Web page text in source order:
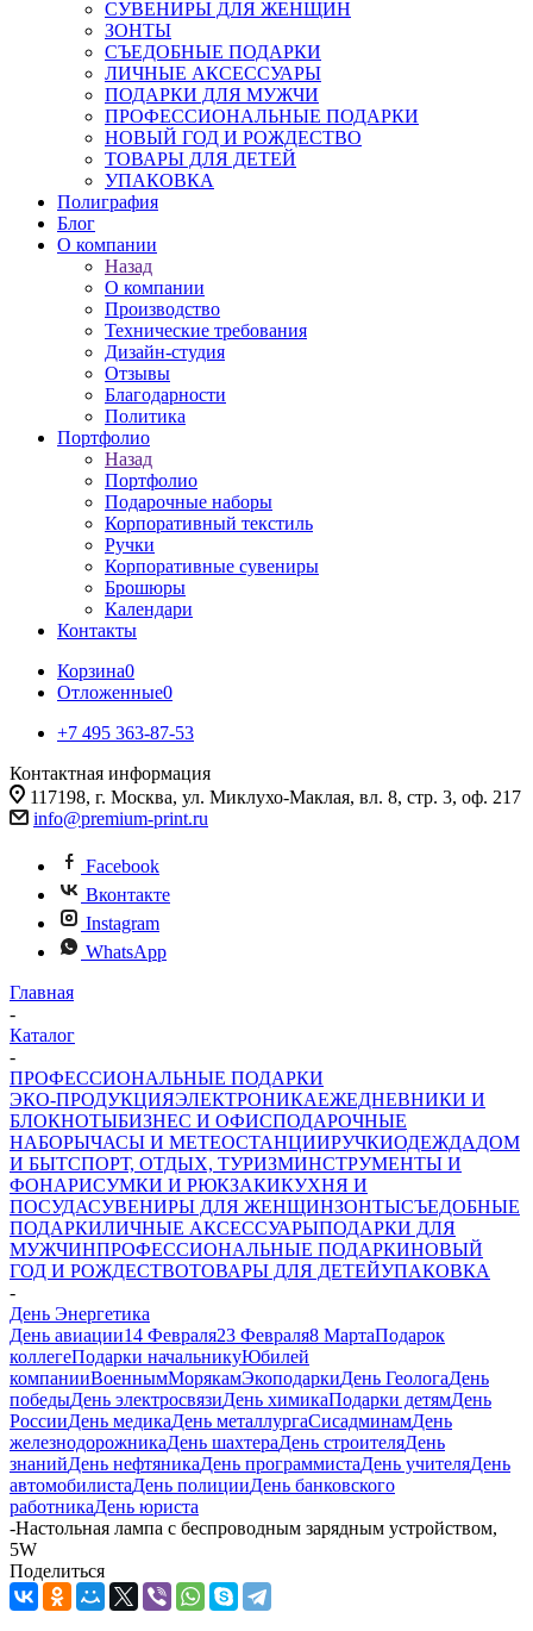
СУВЕНИРЫ ДЛЯ ЖЕНЩИН
ЗОНТЫ
СЪЕДОБНЫЕ ПОДАРКИ
ЛИЧНЫЕ АКСЕССУАРЫ
ПОДАРКИ ДЛЯ МУЖЧИ
ПРОФЕССИОНАЛЬНЫЕ ПОДАРКИ
НОВЫЙ ГОД И РОЖДЕСТВО
ТОВАРЫ ДЛЯ ДЕТЕЙ
УПАКОВКА
Полиграфия
Блог
О компании
Назад
О компании
Производство
Технические требования
Дизайн-студия
Отзывы
Благодарности
Политика
Портфолио
Назад
Портфолио
Подарочные наборы
Корпоративный текстиль
Ручки
Корпоративные сувениры
Брошюры
Календари
Контакты
Корзина0
Отложенные0
+7 495 363-87-53
Контактная информация
117198, г. Москва, ул. Миклухо-Маклая, вл. 8, стр. 3, оф. 217
info@premium-print.ru
Facebook
Вконтакте
Instagram
WhatsApp
Главная
-
Каталог
-
ПРОФЕССИОНАЛЬНЫЕ ПОДАРКИ
ЭКО-ПРОДУКЦИЯЭЛЕКТРОНИКАЕЖЕДНЕВНИКИ И
БЛОКНОТЫБИЗНЕС И ОФИСПОДАРОЧНЫЕ
НАБОРЫЧАСЫ И МЕТЕОСТАНЦИИРУЧКИОДЕЖДАДОМ
И БЫТСПОРТ, ОТДЫХ, ТУРИЗМИНСТРУМЕНТЫ И
ФОНАРИСУМКИ И РЮКЗАКИКУХНЯ И
ПОСУДАСУВЕНИРЫ ДЛЯ ЖЕНЩИНЗОНТЫСЪЕДОБНЫЕ
ПОДАРКИЛИЧНЫЕ АКСЕССУАРЫПОДАРКИ ДЛЯ
МУЖЧИНПРОФЕССИОНАЛЬНЫЕ ПОДАРКИНОВЫЙ
ГОД И РОЖДЕСТВОТОВАРЫ ДЛЯ ДЕТЕЙУПАКОВКА
-
День Энергетика
День авиации14 Февраля23 Февраля8 МартаПодарок
коллегеПодарки начальникуЮбилей
компанииВоеннымМорякамЭкоподаркиДень ГеологаДень
победыДень электросвязиДень химикаПодарки детямДень
РоссииДень медикаДень металлургаСисадминамДень
железнодорожникаДень шахтераДень строителяДень
знанийДень нефтяникаДень программистаДень учителяДень
автомобилистаДень полицииДень банковского
работникаДень юриста
-Настольная лампа с беспроводным зарядным устройством,
5W
Поделиться